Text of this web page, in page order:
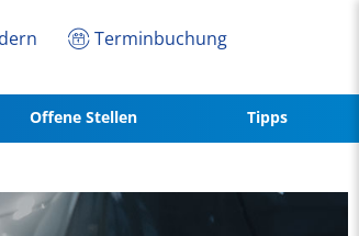
Terminbuchung
Offene Stellen Tipps